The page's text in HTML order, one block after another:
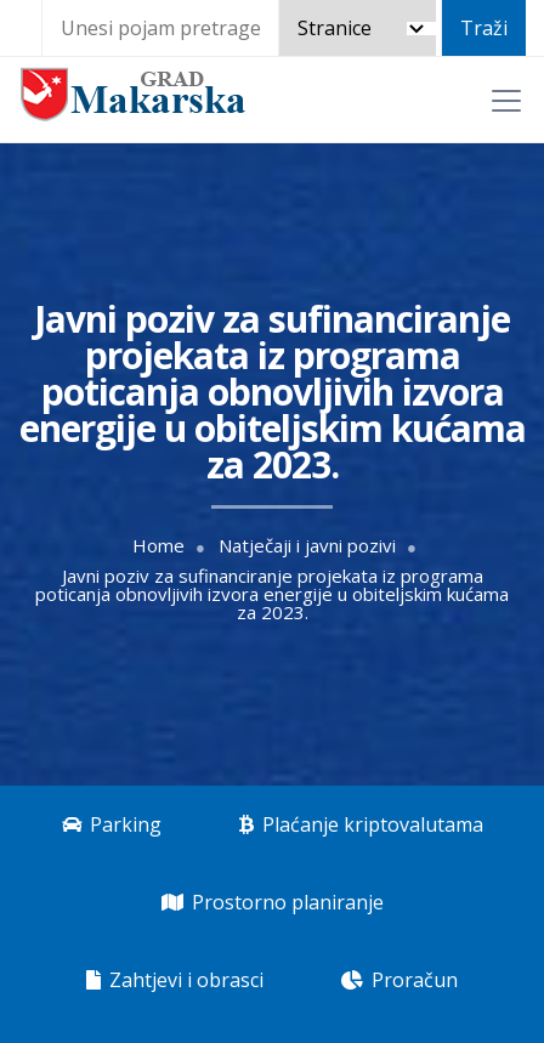
Javni poziv za sufinanciranje
projekata iz programa
poticanja obnovljivih izvora
energije u obiteljskim kućama
za 2023.
Home
Natječaji i javni pozivi
Javni poziv za sufinanciranje projekata iz programa
poticanja obnovljivih izvora energije u obiteljskim kućama
za 2023.
Parking Plaćanje kriptovalutama
Prostorno planiranje
Zahtjevi i obrasci Proračun